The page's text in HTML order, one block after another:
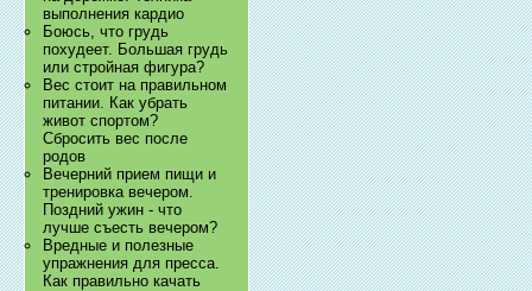
выполнения кардио
Боюсь, что грудь
похудеет. Большая грудь
или стройная фигура?
Вес стоит на правильном
питании. Как убрать
живот спортом?
Сбросить вес после
родов
Вечерний прием пищи и
тренировка вечером.
Поздний ужин - что
лучше съесть вечером?
Вредные и полезные
упражнения для пресса.
Как правильно качать